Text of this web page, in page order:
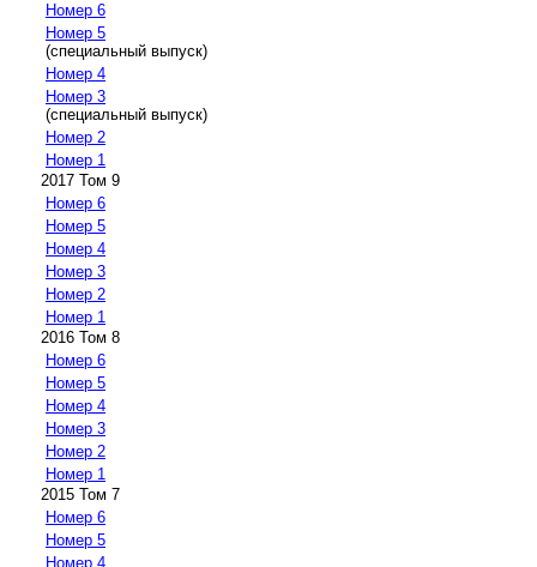
Номер 6
Номер 5
(специальный выпуск)
Номер 4
Номер 3
(специальный выпуск)
Номер 2
Номер 1
2017 Том 9
Номер 6
Номер 5
Номер 4
Номер 3
Номер 2
Номер 1
2016 Том 8
Номер 6
Номер 5
Номер 4
Номер 3
Номер 2
Номер 1
2015 Том 7
Номер 6
Номер 5
Номер 4